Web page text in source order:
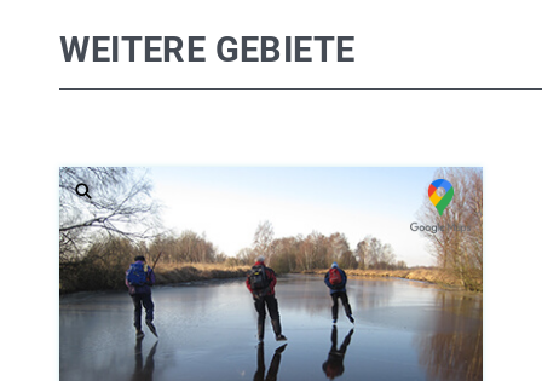
WEITERE GEBIETE